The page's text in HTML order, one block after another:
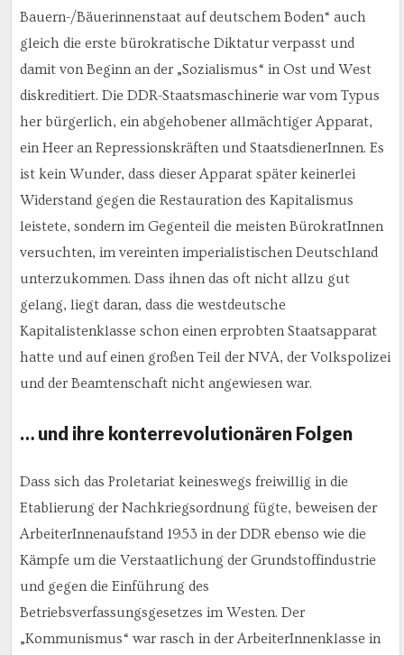
Bauern-/Bäuerinnenstaat auf deutschem Boden“ auch
gleich die erste bürokratische Diktatur verpasst und
damit von Beginn an der „Sozialismus“ in Ost und West
diskreditiert. Die DDR-Staatsmaschinerie war vom Typus
her bürgerlich, ein abgehobener allmächtiger Apparat,
ein Heer an Repressionskräften und StaatsdienerInnen. Es
ist kein Wunder, dass dieser Apparat später keinerlei
Widerstand gegen die Restauration des Kapitalismus
leistete, sondern im Gegenteil die meisten BürokratInnen
versuchten, im vereinten imperialistischen Deutschland
unterzukommen. Dass ihnen das oft nicht allzu gut
gelang, liegt daran, dass die westdeutsche
Kapitalistenklasse schon einen erprobten Staatsapparat
hatte und auf einen großen Teil der NVA, der Volkspolizei
und der Beamtenschaft nicht angewiesen war.
… und ihre konterrevolutionären Folgen
Dass sich das Proletariat keineswegs freiwillig in die
Etablierung der Nachkriegsordnung fügte, beweisen der
ArbeiterInnenaufstand 1953 in der DDR ebenso wie die
Kämpfe um die Verstaatlichung der Grundstoffindustrie
und gegen die Einführung des
Betriebsverfassungsgesetzes im Westen. Der
„Kommunismus“ war rasch in der ArbeiterInnenklasse in